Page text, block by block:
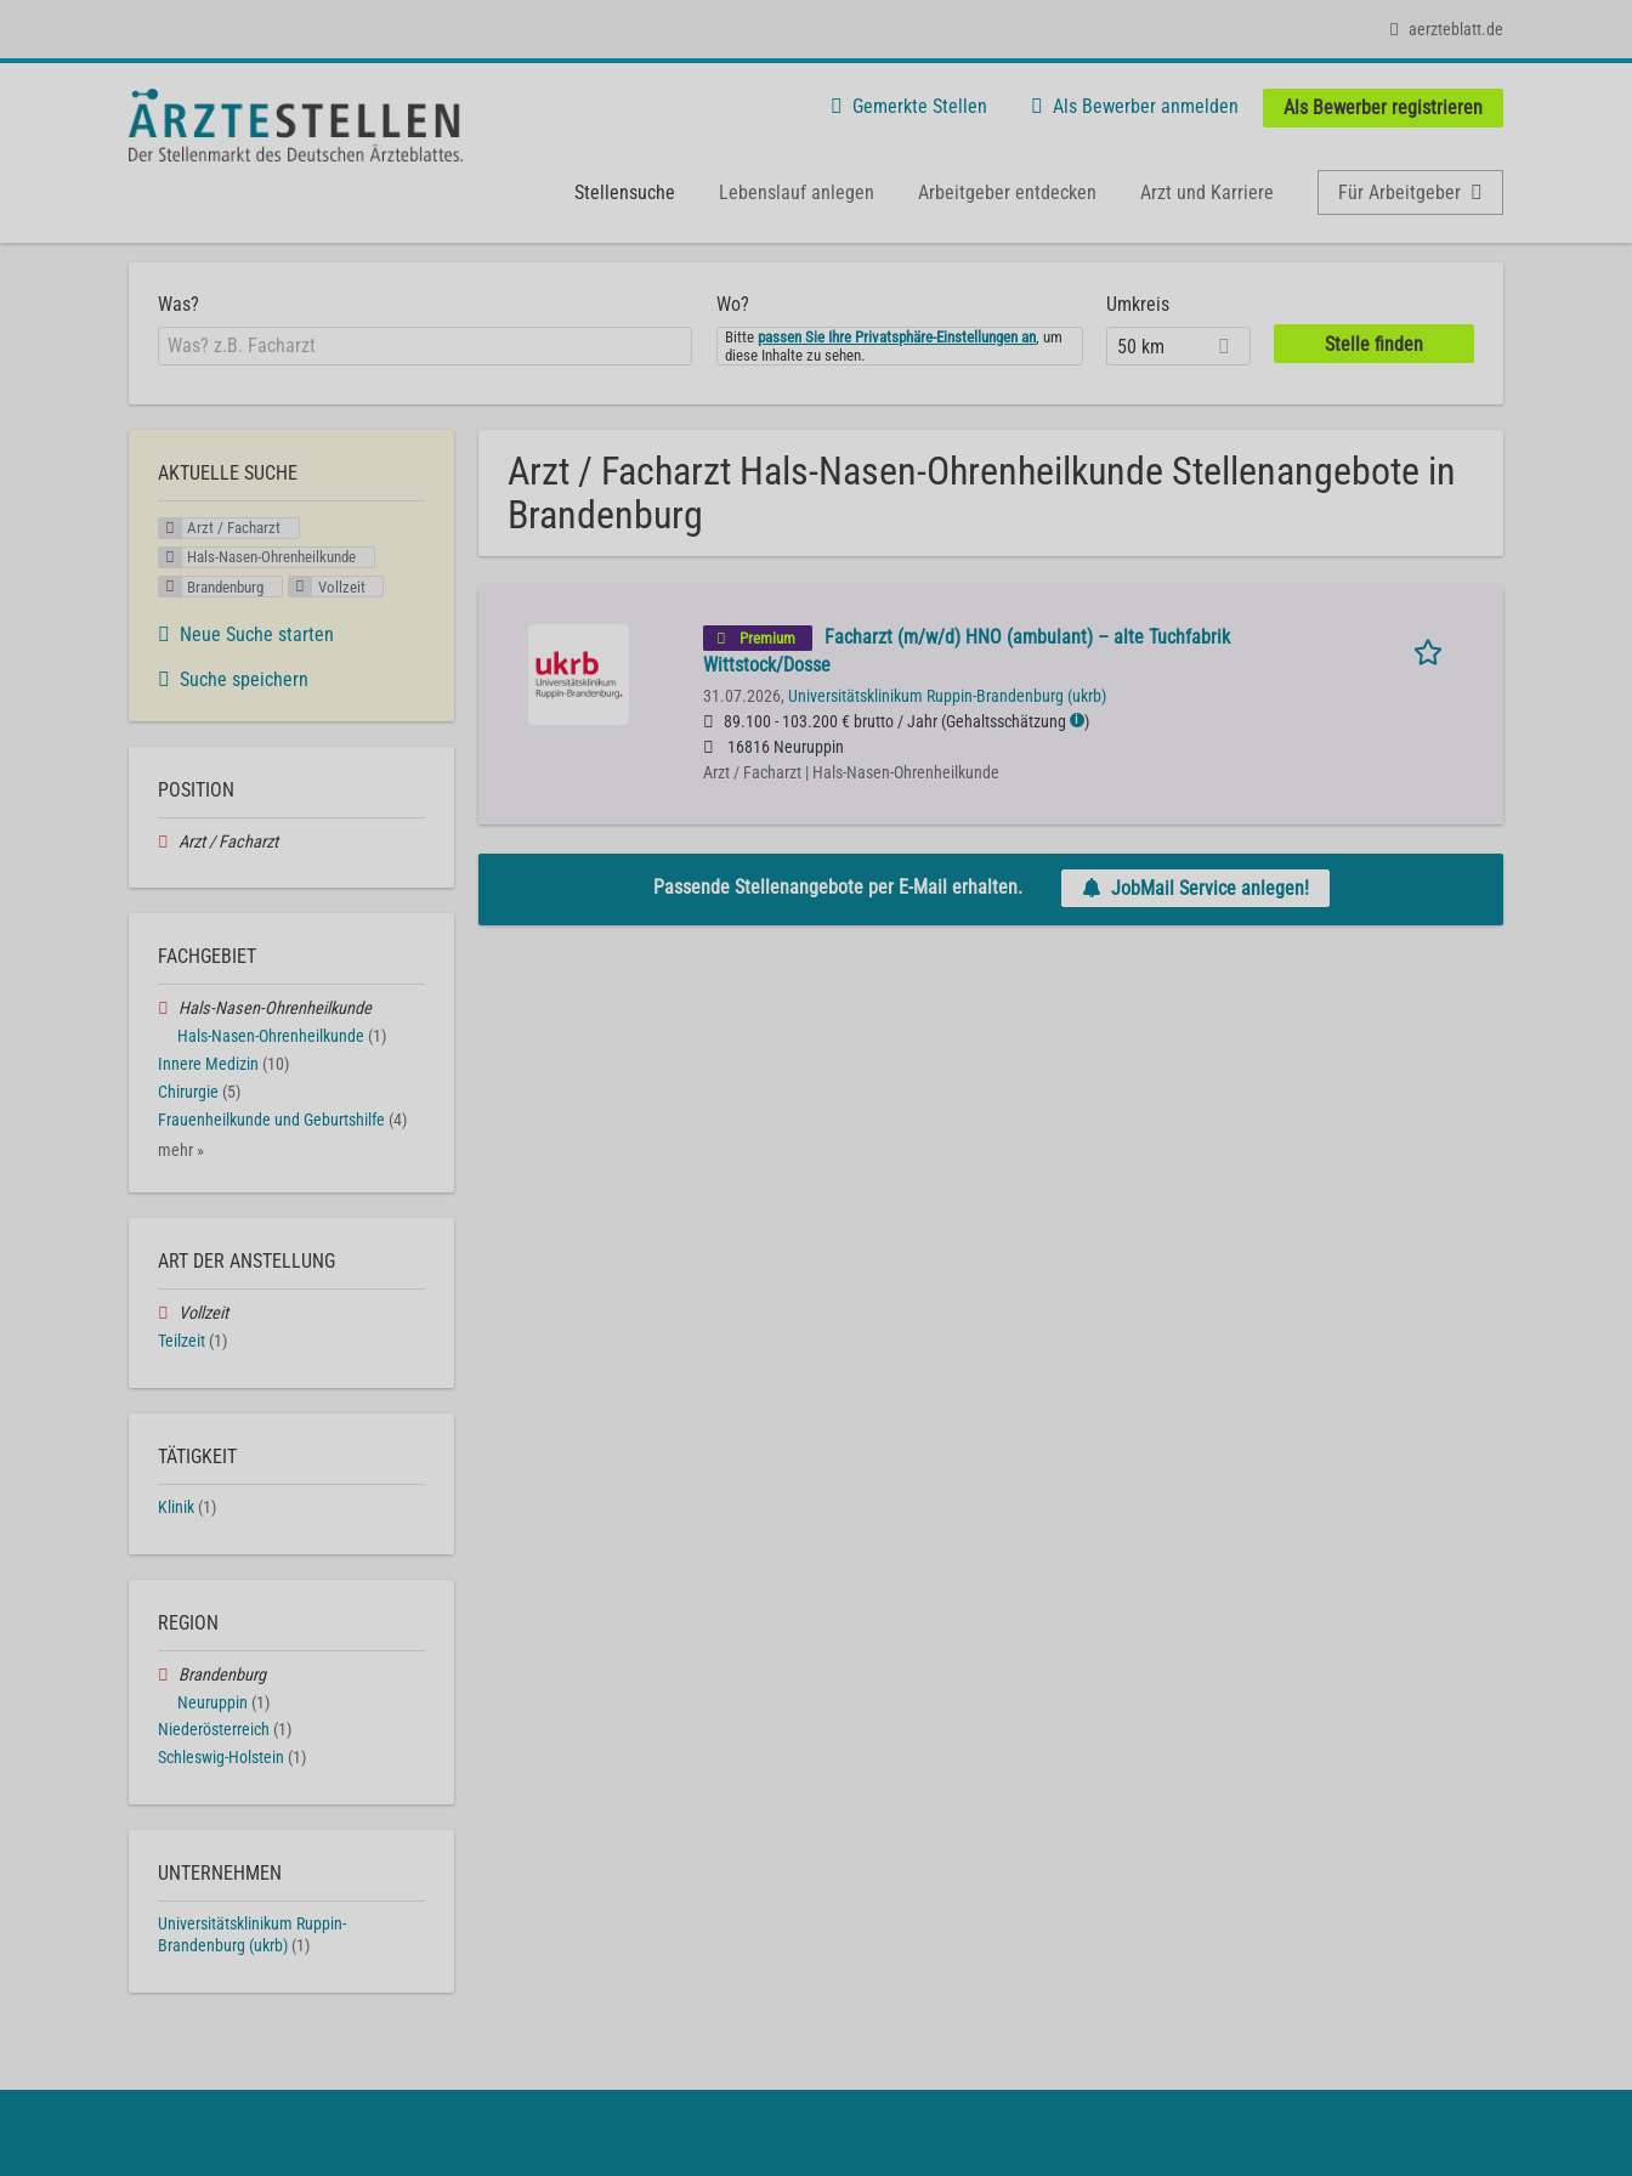
aerzteblatt.de
Gemerkte Stellen Als Bewerber anmelden Als Bewerber registrieren
Stellensuche Lebenslauf anlegen Arbeitgeber entdecken Arzt und Karriere Für Arbeitgeber
Was? Wo?
Bittepassen Sie Ihre Privatsphäre-Einstellungen an, um
diese Inhalte zu sehen.
Umkreis
50 km
Arzt / Facharzt Hals-Nasen-Ohrenheilkunde Stellenangebote in
Brandenburg
Premium
Facharzt (m/w/d) HNO (ambulant) – alte Tuchfabrik
Wittstock/Dosse
31.07.2026, Universitätsklinikum Ruppin-Brandenburg (ukrb)
89.100 - 103.200 € brutto / Jahr (Gehaltsschätzung ℹ )
16816 Neuruppin
Arzt / Facharzt | Hals-Nasen-Ohrenheilkunde
Passende Stellenangebote per E-Mail erhalten. JobMail Service anlegen!
AKTUELLE SUCHE
Arzt / Facharzt
Hals-Nasen-Ohrenheilkunde
Brandenburg
Vollzeit
Neue Suche starten
Suche speichern
POSITION
Arzt / Facharzt
FACHGEBIET
Hals-Nasen-Ohrenheilkunde
Hals-Nasen-Ohrenheilkunde (1)
Innere Medizin (10)
Chirurgie (5)
Frauenheilkunde und Geburtshilfe (4)
mehr »
ART DER ANSTELLUNG
Vollzeit
Teilzeit (1)
TÄTIGKEIT
Klinik (1)
REGION
Brandenburg
Neuruppin (1)
Niederösterreich (1)
Schleswig-Holstein (1)
UNTERNEHMEN
Universitätsklinikum Ruppin-
Brandenburg (ukrb) (1)